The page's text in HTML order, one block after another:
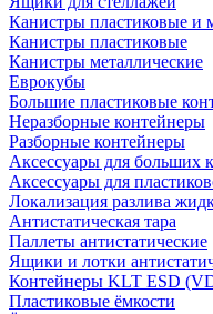
Канистры пластиковые и
Канистры пластиковые
Канистры металлические
Еврокубы
Большие пластиковые
Неразборные контейнеры
Разборные контейнеры
Аксессуары для больших
Аксессуары для
Локализация разлива
Антистатическая тара
Паллеты антистатические
Ящики и лотки
Контейнеры KLT ESD
Пластиковые ёмкости